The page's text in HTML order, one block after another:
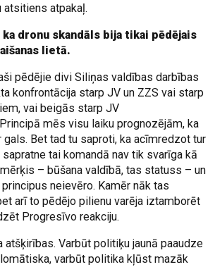
atsitiens atpakaļ.
dronu skandāls bija tikai pēdējais
lietā.
pēdējie divi Siliņas valdības darbības
konfrontācija starp JV un ZZS vai starp
vai beigās starp JV
mēs visu laiku prognozējām, ka
gals. Bet tad tu saproti, ka acīmredzot tur
tai komandā nav tik svarīga kā
– būšana valdībā, tas statuss – un
neievēro. Kamēr nāk tas
arī to pēdējo pilienu varēja iztamborēt
Progresīvo reakciju.
atšķirības. Varbūt politiķu jaunā paaudze
varbūt politika kļūst mazāk